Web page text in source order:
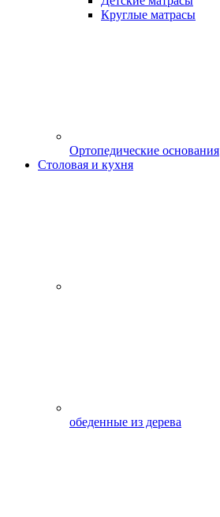
Круглые матрасы
Ортопедические основания
Столовая и кухня
обеденные из дерева